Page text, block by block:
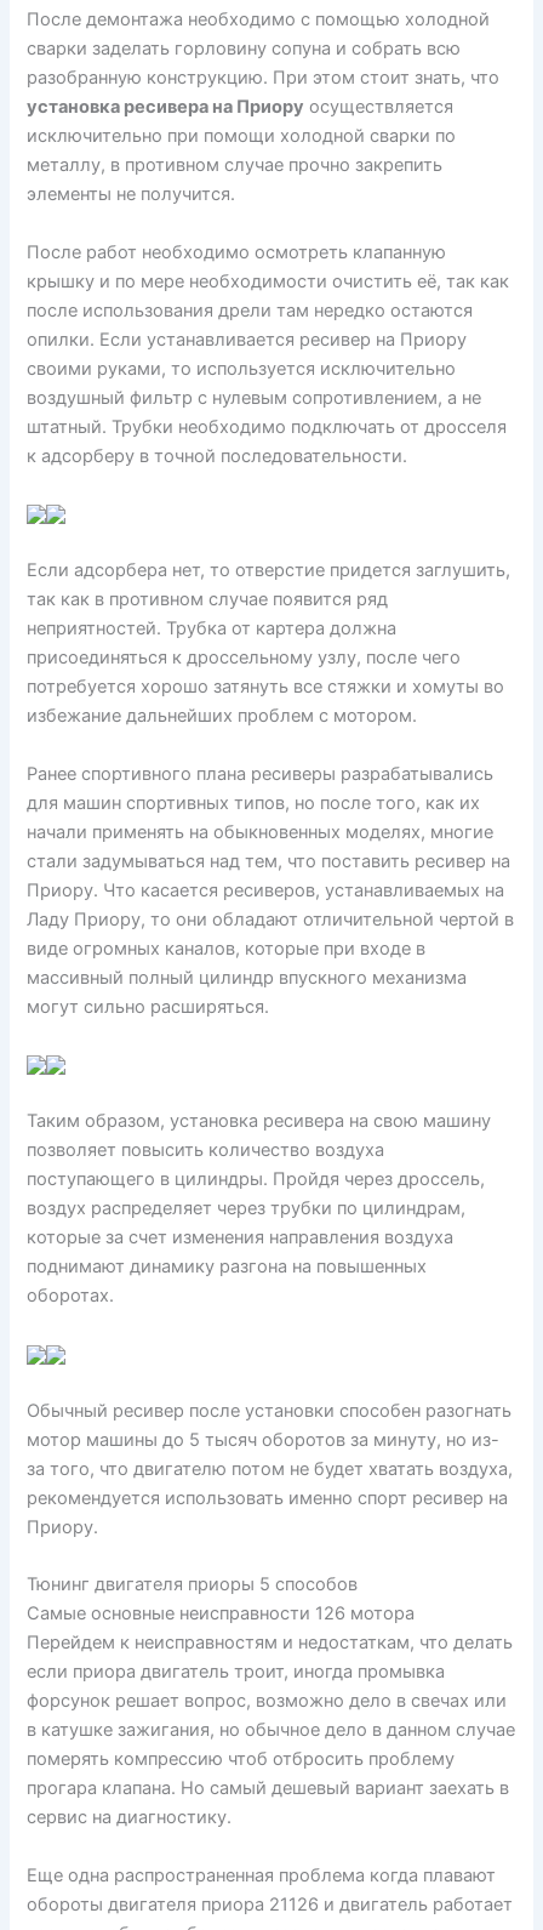
После демонтажа необходимо с помощью холодной
сварки заделать горловину сопуна и собрать всю
разобранную конструкцию. При этом стоит знать, что
установка ресивера на Приору осуществляется
исключительно при помощи холодной сварки по
металлу, в противном случае прочно закрепить
элементы не получится.
После работ необходимо осмотреть клапанную
крышку и по мере необходимости очистить её, так как
после использования дрели там нередко остаются
опилки. Если устанавливается ресивер на Приору
своими руками, то используется исключительно
воздушный фильтр с нулевым сопротивлением, а не
штатный. Трубки необходимо подключать от дросселя
к адсорберу в точной последовательности.
Если адсорбера нет, то отверстие придется заглушить,
так как в противном случае появится ряд
неприятностей. Трубка от картера должна
присоединяться к дроссельному узлу, после чего
потребуется хорошо затянуть все стяжки и хомуты во
избежание дальнейших проблем с мотором.
Ранее спортивного плана ресиверы разрабатывались
для машин спортивных типов, но после того, как их
начали применять на обыкновенных моделях, многие
стали задумываться над тем, что поставить ресивер на
Приору. Что касается ресиверов, устанавливаемых на
Ладу Приору, то они обладают отличительной чертой в
виде огромных каналов, которые при входе в
массивный полный цилиндр впускного механизма
могут сильно расширяться.
Таким образом, установка ресивера на свою машину
позволяет повысить количество воздуха
поступающего в цилиндры. Пройдя через дроссель,
воздух распределяет через трубки по цилиндрам,
которые за счет изменения направления воздуха
поднимают динамику разгона на повышенных
оборотах.
Обычный ресивер после установки способен разогнать
мотор машины до 5 тысяч оборотов за минуту, но из-
за того, что двигателю потом не будет хватать воздуха,
рекомендуется использовать именно спорт ресивер на
Приору.
Тюнинг двигателя приоры 5 способов
Самые основные неисправности 126 мотора
Перейдем к неисправностям и недостаткам, что делать
если приора двигатель троит, иногда промывка
форсунок решает вопрос, возможно дело в свечах или
в катушке зажигания, но обычное дело в данном случае
померять компрессию чтоб отбросить проблему
прогара клапана. Но самый дешевый вариант заехать в
сервис на диагностику.
Еще одна распространенная проблема когда плавают
обороты двигателя приора 21126 и двигатель работает